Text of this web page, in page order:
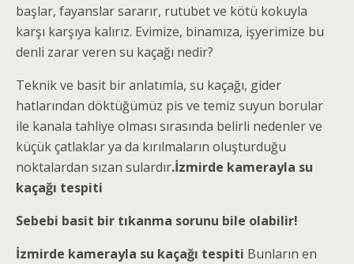
başlar, fayanslar sararır, rutubet ve kötü kokuyla
karşı karşıya kalırız. Evimize, binamıza, işyerimize bu
denli zarar veren su kaçağı nedir?
Teknik ve basit bir anlatımla, su kaçağı, gider
hatlarından döktüğümüz pis ve temiz suyun borular
ile kanala tahliye olması sırasında belirli nedenler ve
küçük çatlaklar ya da kırılmaların oluşturduğu
noktalardan sızan sulardır.İzmirde kamerayla su
kaçağı tespiti
Sebebi basit bir tıkanma sorunu bile olabilir!
İzmirde kamerayla su kaçağı tespiti Bunların en